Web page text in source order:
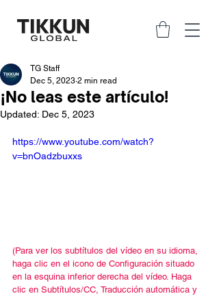
¡No leas este artículo!
TG Staff
Dec 5, 2023 2 min read
Updated: Dec 5, 2023
https://www.youtube.com/watch?
v=bnOadzbuxxs
(Para ver los subtítulos del vídeo en su idioma,
haga clic en el icono de Configuración situado
en la esquina inferior derecha del vídeo. Haga
clic en Subtítulos/CC, Traducción automática y